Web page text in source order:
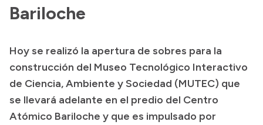
Presentación CV
Transparencia
Inversión en Salud
Licitaciones
Consulta de expedientes
Bariloche
Hoy se realizó la apertura de sobres para la
construcción del Museo Tecnológico Interactivo
de Ciencia, Ambiente y Sociedad (MUTEC) que
se llevará adelante en el predio del Centro
Atómico Bariloche y que es impulsado por